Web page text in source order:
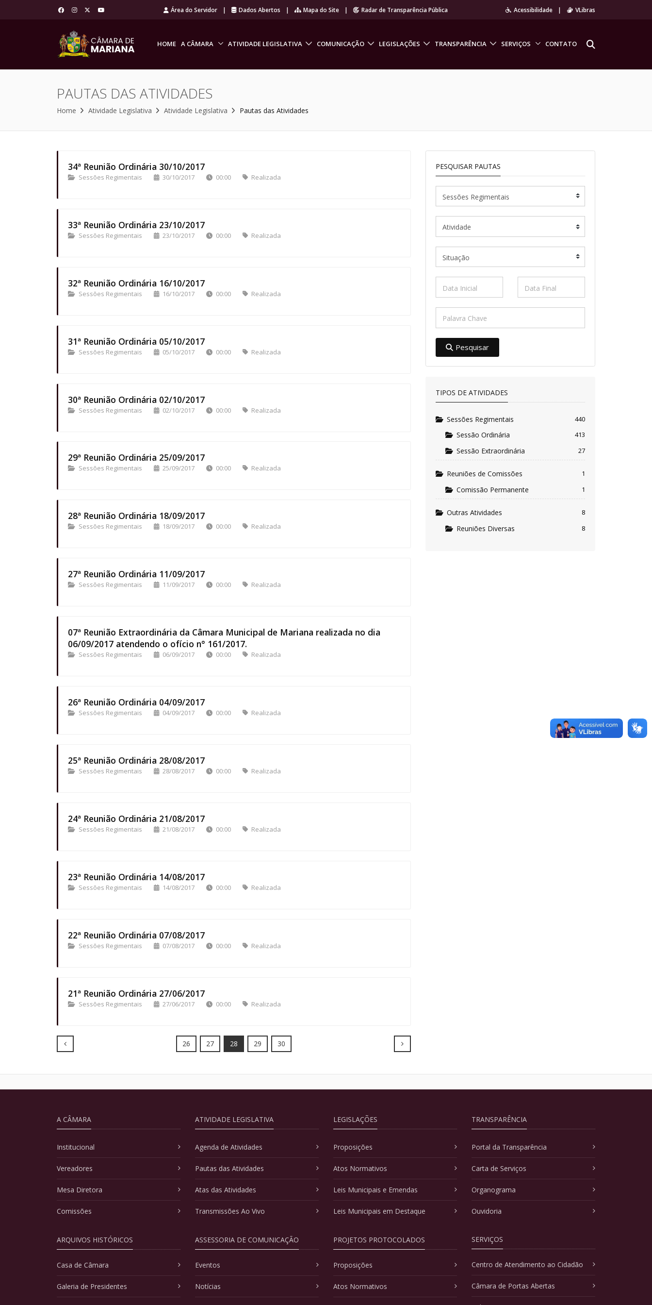
Área do Servidor | Dados Abertos | Mapa do Site | Radar de Transparência Pública Acessibilidade | VLibras
HOME A CÂMARA ATIVIDADE LEGISLATIVA COMUNICAÇÃO LEGISLAÇÕES TRANSPARÊNCIA SERVIÇOS CONTATO
PAUTAS DAS ATIVIDADES
Home Atividade Legislativa Atividade Legislativa Pautas das Atividades
34ª Reunião Ordinária 30/10/2017
Sessões Regimentais 30/10/2017 00:00 Realizada
33ª Reunião Ordinária 23/10/2017
Sessões Regimentais 23/10/2017 00:00 Realizada
32ª Reunião Ordinária 16/10/2017
Sessões Regimentais 16/10/2017 00:00 Realizada
31ª Reunião Ordinária 05/10/2017
Sessões Regimentais 05/10/2017 00:00 Realizada
30ª Reunião Ordinária 02/10/2017
Sessões Regimentais 02/10/2017 00:00 Realizada
29ª Reunião Ordinária 25/09/2017
Sessões Regimentais 25/09/2017 00:00 Realizada
28ª Reunião Ordinária 18/09/2017
Sessões Regimentais 18/09/2017 00:00 Realizada
27ª Reunião Ordinária 11/09/2017
Sessões Regimentais 11/09/2017 00:00 Realizada
07ª Reunião Extraordinária da Câmara Municipal de Mariana realizada no dia
06/09/2017 atendendo o ofício n° 161/2017.
Sessões Regimentais 06/09/2017 00:00 Realizada
26ª Reunião Ordinária 04/09/2017
Sessões Regimentais 04/09/2017 00:00 Realizada
25ª Reunião Ordinária 28/08/2017
Sessões Regimentais 28/08/2017 00:00 Realizada
24ª Reunião Ordinária 21/08/2017
Sessões Regimentais 21/08/2017 00:00 Realizada
23ª Reunião Ordinária 14/08/2017
Sessões Regimentais 14/08/2017 00:00 Realizada
22ª Reunião Ordinária 07/08/2017
Sessões Regimentais 07/08/2017 00:00 Realizada
21ª Reunião Ordinária 27/06/2017
Sessões Regimentais 27/06/2017 00:00 Realizada
Prev 26 27 28 29 30 Next
PESQUISAR PAUTAS
Pesquisar
TIPOS DE ATIVIDADES
Sessões Regimentais 440
Sessão Ordinária 413
Sessão Extraordinária 27
Reuniões de Comissões 1
Comissão Permanente 1
Outras Atividades 8
Reuniões Diversas 8
A CÂMARA
Institucional
Vereadores
Mesa Diretora
Comissões
ARQUIVOS HISTÓRICOS
Casa de Câmara
Galeria de Presidentes
ATIVIDADE LEGISLATIVA
Agenda de Atividades
Pautas das Atividades
Atas das Atividades
Transmissões Ao Vivo
ASSESSORIA DE COMUNICAÇÃO
Eventos
Notícias
LEGISLAÇÕES
Proposições
Atos Normativos
Leis Municipais e Emendas
Leis Municipais em Destaque
PROJETOS PROTOCOLADOS
Proposições
Atos Normativos
TRANSPARÊNCIA
Portal da Transparência
Carta de Serviços
Organograma
Ouvidoria
SERVIÇOS
Centro de Atendimento ao Cidadão
Câmara de Portas Abertas